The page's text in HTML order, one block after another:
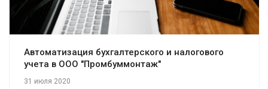
Автоматизация бухгалтерского и налогового
учета в ООО "Промбуммонтаж"
31 июля 2020